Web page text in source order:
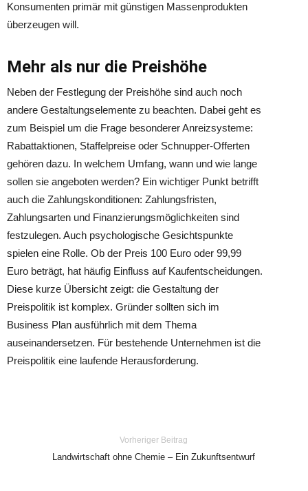
Konsumenten primär mit günstigen Massenprodukten
überzeugen will.
Mehr als nur die Preishöhe
Neben der Festlegung der Preishöhe sind auch noch
andere Gestaltungselemente zu beachten. Dabei geht es
zum Beispiel um die Frage besonderer Anreizsysteme:
Rabattaktionen, Staffelpreise oder Schnupper-Offerten
gehören dazu. In welchem Umfang, wann und wie lange
sollen sie angeboten werden? Ein wichtiger Punkt betrifft
auch die Zahlungskonditionen: Zahlungsfristen,
Zahlungsarten und Finanzierungsmöglichkeiten sind
festzulegen. Auch psychologische Gesichtspunkte
spielen eine Rolle. Ob der Preis 100 Euro oder 99,99
Euro beträgt, hat häufig Einfluss auf Kaufentscheidungen.
Diese kurze Übersicht zeigt: die Gestaltung der
Preispolitik ist komplex. Gründer sollten sich im
Business Plan ausführlich mit dem Thema
auseinandersetzen. Für bestehende Unternehmen ist die
Preispolitik eine laufende Herausforderung.
Vorheriger Beitrag
Landwirtschaft ohne Chemie – Ein Zukunftsentwurf